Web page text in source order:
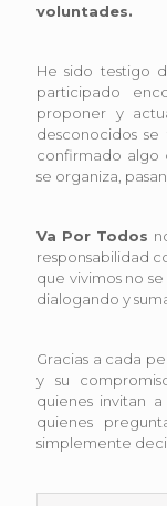
voluntades.
He sido testigo
participado
proponer y
desconocidos
confirmado algo
se organiza,
Va Por Todos
responsabilidad
que vivimos no
dialogando y
Gracias a cada
y su
quienes invitan
quienes
simplemente